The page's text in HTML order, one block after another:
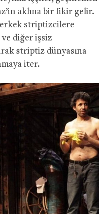
aklına bir fikir gelir.
erkek striptizcilere
diğer işsiz
striptiz dünyasına
iter.